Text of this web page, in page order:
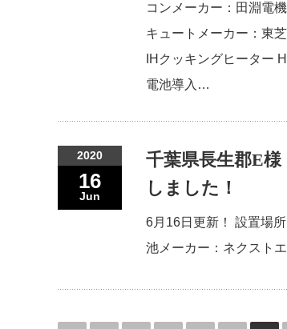
コンメーカー：田淵電
キュートメーカー：東
IHクッキングヒーター
電池導入…
2020
16
Jun
千葉県長生郡E
しました！
6月16日更新！ 設置場
池メーカー：ネクスト